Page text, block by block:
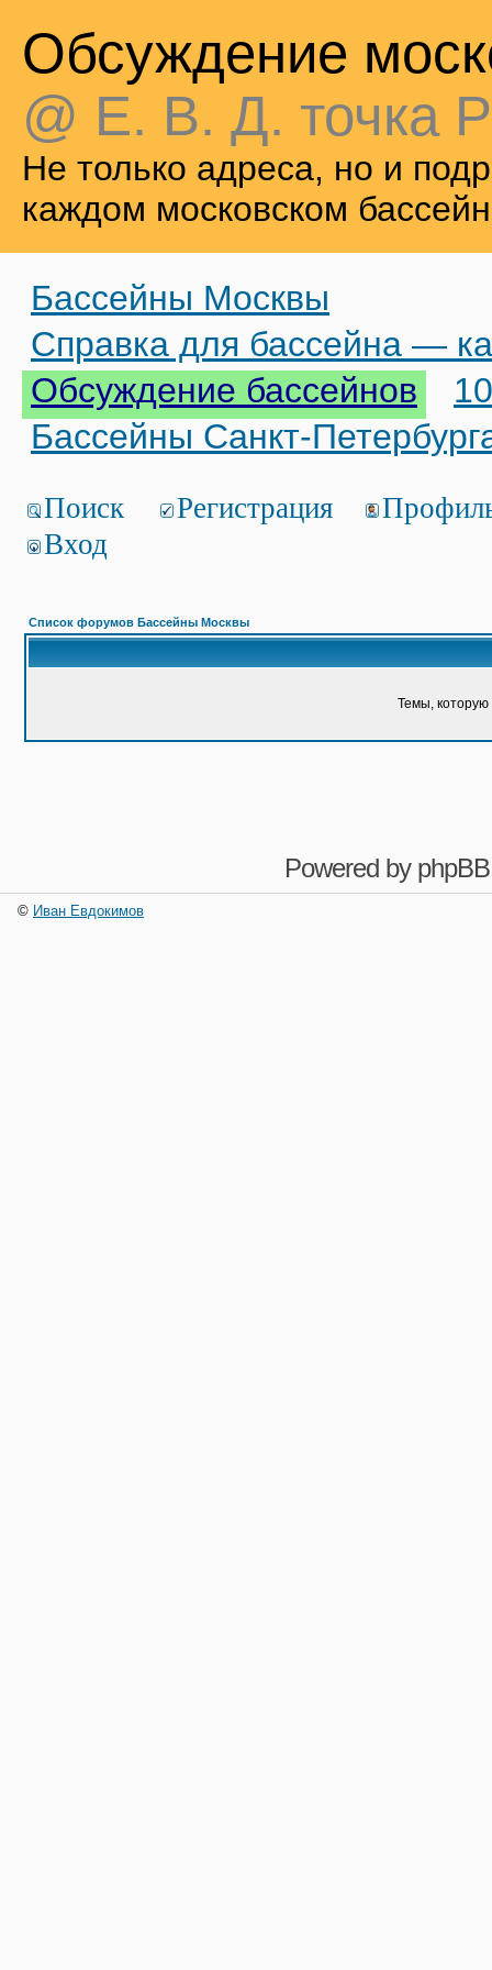
Обсуждение
@ Е. В. Д. точка
Не только адреса, но и
каждом московском
Бассейны Москвы
Справка для бассейна —
Обсуждение бассейнов
Бассейны Санкт-
Поиск Регистрация
Вход
Список форумов Бассейны Москвы
Темы, которую
Powered by phpBB
© Иван Евдокимов